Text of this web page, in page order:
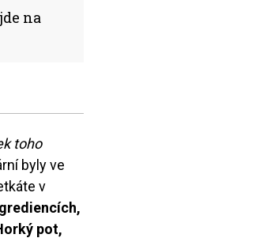
na
toho
byly ve
v
pot,